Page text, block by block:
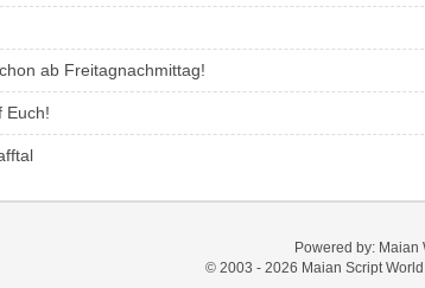
ab Freitagnachmittag!
Euch!
Powered by: Maian
© 2003 - 2026 Maian Script World